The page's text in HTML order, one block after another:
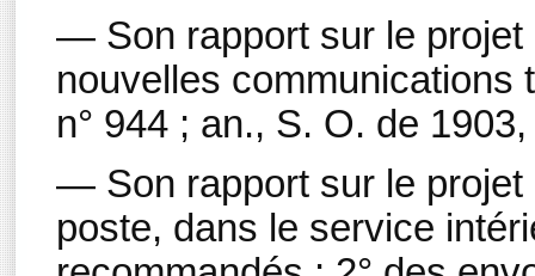
— Son rapport sur le projet
nouvelles communications
n° 944 ; an., S. O. de
— Son rapport sur le projet
poste, dans le service